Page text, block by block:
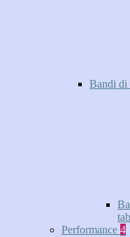
Bandi di
Performance 4